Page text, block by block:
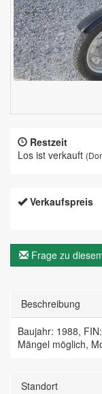
Restzeit
Los ist verkauft
Verkaufspreis
Frage zu
Beschreibung
Baujahr: 1988,
Mängel möglich,
Standort